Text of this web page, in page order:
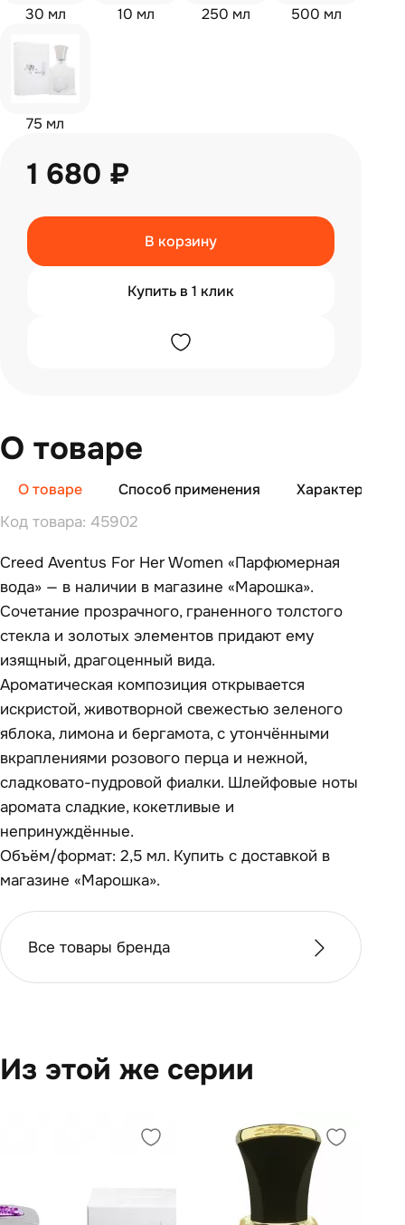
30 мл 10 мл 250 мл 500 мл
75 мл
1 680 ₽
В корзину
Купить в 1 клик
О товаре
О товаре Способ применения
Код товара: 45902
Creed Aventus For Her Women «Парфюмерная
вода» — в наличии в магазине «Марошка».
Сочетание прозрачного, граненного толстого
стекла и золотых элементов придают ему
изящный, драгоценный вида.
Ароматическая композиция открывается
искристой, животворной свежестью зеленого
яблока, лимона и бергамота, с утончёнными
вкраплениями розового перца и нежной,
сладковато-пудровой фиалки. Шлейфовые ноты
аромата сладкие, кокетливые и
непринуждённые.
Объём/формат: 2,5 мл. Купить с доставкой в
магазине «Марошка».
Все товары бренда
Из этой же серии